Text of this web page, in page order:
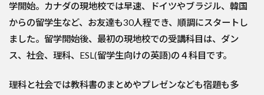
学開始。カナダの現地校では早速、ドイツやブラジル、韓国
からの留学生など、お友達も30人程でき、順調にスタートし
ました。留学開始後、最初の現地校での受講科目は、ダン
ス、社会、理科、ESL(留学生向けの英語)の４科目です。
理科と社会では教科書のまとめやプレゼンなども宿題も多